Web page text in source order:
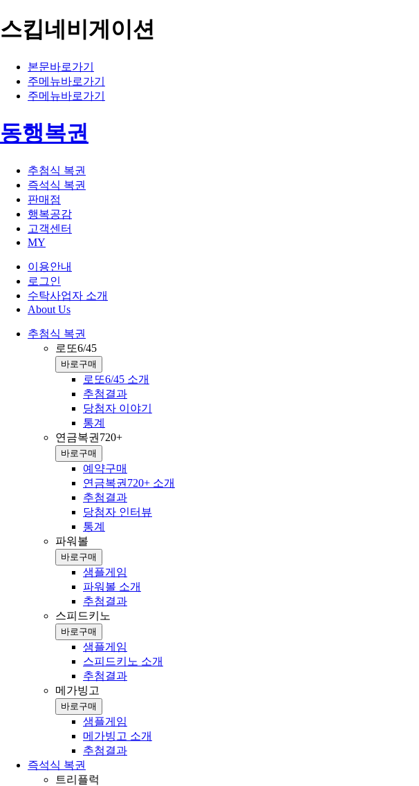
스킵네비게이션
본문바로가기
주메뉴바로가기
주메뉴바로가기
동행복권
추첨식 복권
즉석식 복권
판매점
행복공감
고객센터
MY
이용안내
로그인
수탁사업자 소개
About Us
추첨식 복권
로또6/45
바로구매
로또6/45 소개
추첨결과
당첨자 이야기
통계
연금복권720+
바로구매
예약구매
연금복권720+ 소개
추첨결과
당첨자 인터뷰
통계
파워볼
바로구매
샘플게임
파워볼 소개
추첨결과
스피드키노
바로구매
샘플게임
스피드키노 소개
추첨결과
메가빙고
바로구매
샘플게임
메가빙고 소개
추첨결과
즉석식 복권
트리플럭